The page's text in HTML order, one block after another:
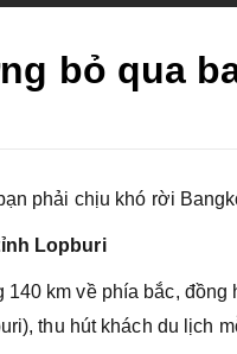
bỏ qua
phải chịu khó rời
Lopburi
140 km về phía bắc,
thu hút khách du lịch